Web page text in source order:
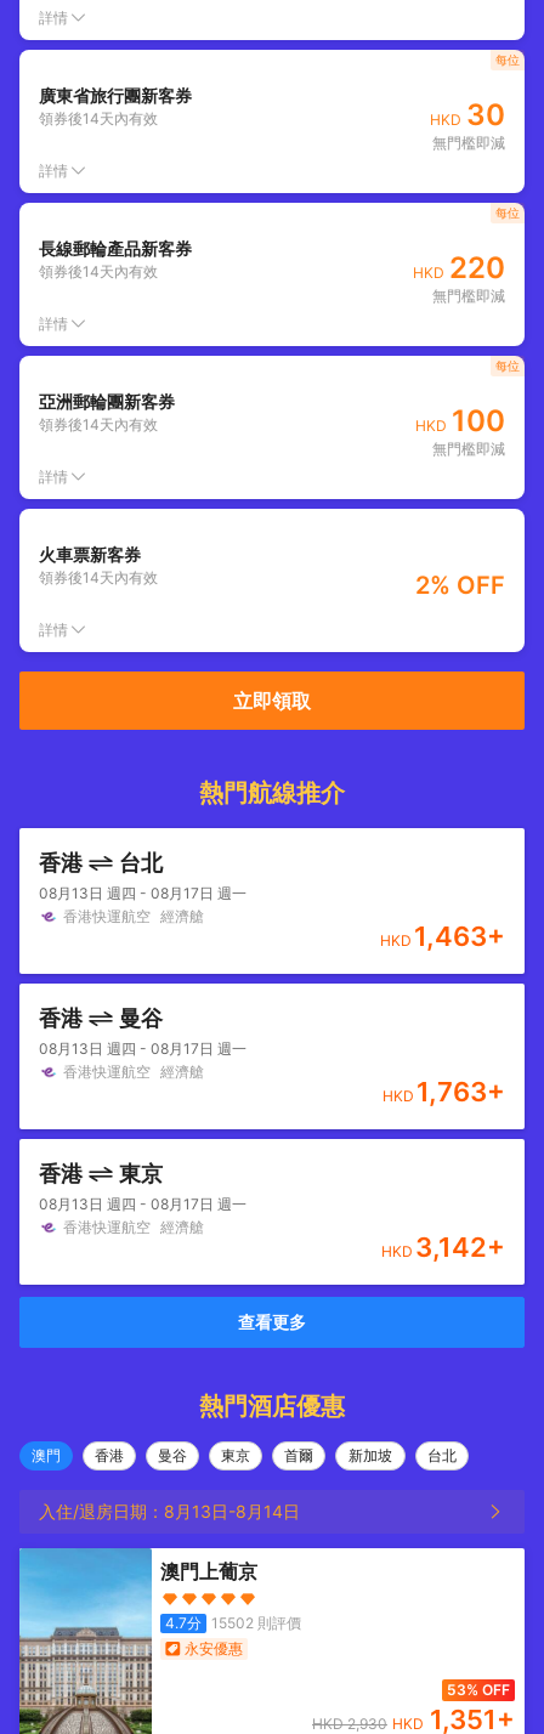
詳情
廣東省旅行團新客券
領券後14天內有效 HKD 30
無門檻即減
每位
詳情
長線郵輪產品新客券
領券後14天內有效 HKD 220
無門檻即減
每位
詳情
亞洲郵輪團新客券
領券後14天內有效 HKD 100
無門檻即減
每位
詳情
火車票新客券
領券後14天內有效 2% OFF
詳情
立即領取
熱門航線推介
香港 台北
08月13日 週四 - 08月17日 週一
香港快運航空 經濟艙
HKD 1,463+
香港 曼谷
08月13日 週四 - 08月17日 週一
香港快運航空 經濟艙
HKD 1,763+
香港 東京
08月13日 週四 - 08月17日 週一
香港快運航空 經濟艙
HKD 3,142+
查看更多
熱門酒店優惠
澳門 香港 曼谷 東京 首爾 新加坡 台北
入住/退房日期： 8月13日-8月14日
澳門上葡京
4.7分 15502 則評價
永安優惠
53% OFF
HKD2,930 HKD 1,351+